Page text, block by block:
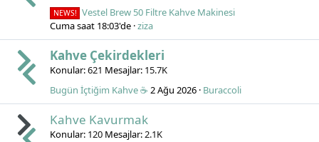
NEWS! Vestel Brew 50 Filtre Kahve Makinesi
Cuma saat 18:03'de ziza
Kahve Çekirdekleri
Konular 621 Mesajlar 15.7K
Bugün İçtiğim Kahve ☕ 2 Ağu 2026 Buraccoli
Kahve Kavurmak
Konular 120 Mesajlar 2.1K